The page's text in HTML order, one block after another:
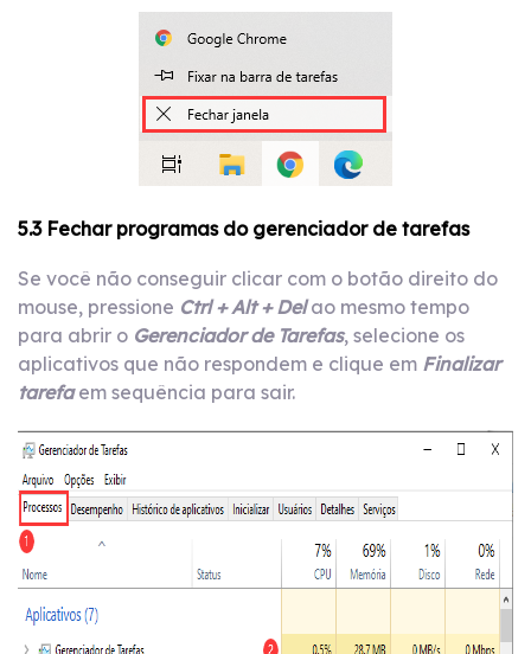
5.3 Fechar programas do gerenciador de tarefas
Se você não conseguir clicar com o botão direito do
mouse, pressione Ctrl + Alt + Delao mesmo tempo
para abrir o Gerenciador de Tarefas, selecione os
aplicativos que não respondem e clique em Finalizar
tarefaem sequência para sair.